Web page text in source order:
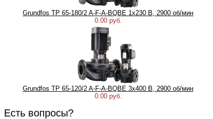
Grundfos TP 65-180/2 A-F-A-BQBE 1x230 B, 2900 об/мин
0.00 руб.
Grundfos TP 65-120/2 A-F-A-BQBE 3x400 B, 2900 об/мин
0.00 руб.
Есть вопросы?